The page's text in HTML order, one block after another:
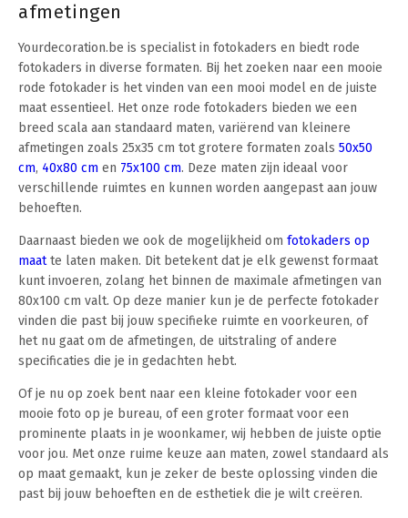
afmetingen
Yourdecoration.be is specialist in fotokaders en biedt rode
fotokaders in diverse formaten. Bij het zoeken naar een mooie
rode fotokader is het vinden van een mooi model en de juiste
maat essentieel. Het onze rode fotokaders bieden we een
breed scala aan standaard maten, variërend van kleinere
afmetingen zoals 25x35 cm tot grotere formaten zoals 50x50
cm, 40x80 cm en 75x100 cm. Deze maten zijn ideaal voor
verschillende ruimtes en kunnen worden aangepast aan jouw
behoeften.
Daarnaast bieden we ook de mogelijkheid om fotokaders op
maatte laten maken. Dit betekent dat je elk gewenst formaat
kunt invoeren, zolang het binnen de maximale afmetingen van
80x100 cm valt. Op deze manier kun je de perfecte fotokader
vinden die past bij jouw specifieke ruimte en voorkeuren, of
het nu gaat om de afmetingen, de uitstraling of andere
specificaties die je in gedachten hebt.
Of je nu op zoek bent naar een kleine fotokader voor een
mooie foto op je bureau, of een groter formaat voor een
prominente plaats in je woonkamer, wij hebben de juiste optie
voor jou. Met onze ruime keuze aan maten, zowel standaard als
op maat gemaakt, kun je zeker de beste oplossing vinden die
past bij jouw behoeften en de esthetiek die je wilt creëren.